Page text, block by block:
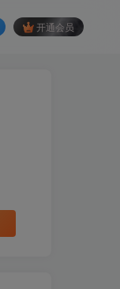
开通会员